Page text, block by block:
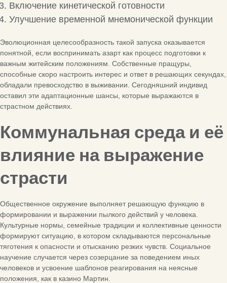
Включение кинетической готовности
Улучшение временной мнемонической функции
Эволюционная целесообразность такой запуска оказывается
понятной, если воспринимать азарт как процесс подготовки к
важным житейским положениям. Собственные пращуры,
способные скоро настроить интерес и ответ в решающих секундах,
обладали превосходство в выживании. Сегодняшний индивид
оставил эти адаптационные шансы, которые выражаются в
страстном действиях.
Коммунальная среда и её
влияние на выражение
страсти
Общественное окружение выполняет решающую функцию в
формировании и выражении пылкого действий у человека.
Культурные нормы, семейные традиции и коллективные ценности
формируют ситуацию, в котором складываются персональные
тяготения к опасности и отысканию резких чувств. Социальное
научение случается через созерцание за поведением иных
человеков и усвоение шаблонов реагирования на неясные
положения, как в казино Мартин.